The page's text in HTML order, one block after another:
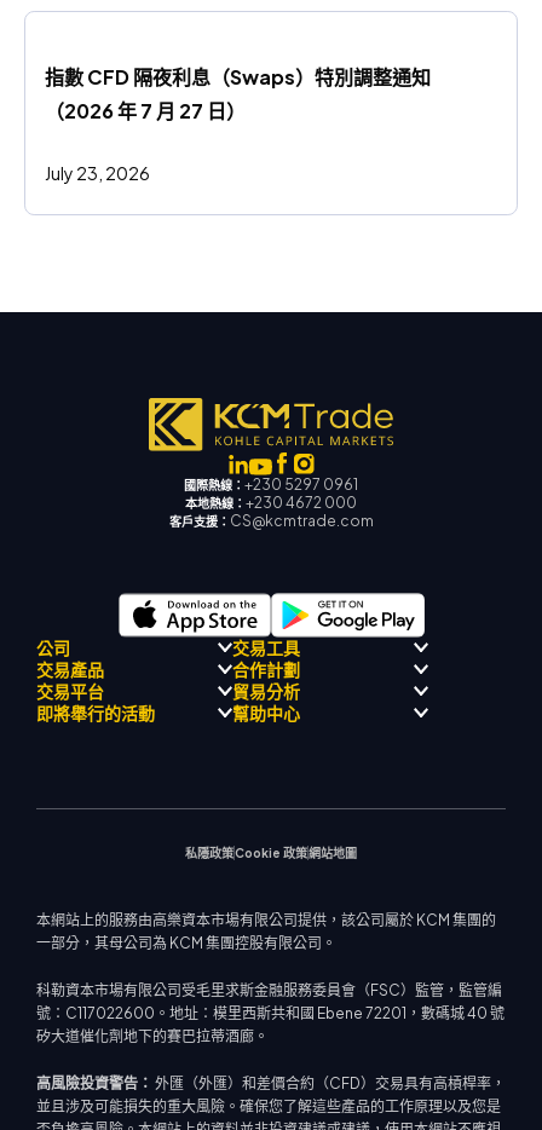
指數 CFD 隔夜利息（Swaps）特別調整通知
（2026 年 7 月 27 日）
July 23, 2026
國際熱線： +230 5297 0961
本地熱線： +230 4672 000
客戶支援： CS@kcmtrade.com
公司
監理合規性
關於
飄移隊
交易工具
經濟日曆
交易產品
外匯
貴金屬
合作計劃
介紹經紀人計劃
交易平台 貿易分析
即將舉行的活動 幫助中心
私隱政策Cookie 政策網站地圖
本網站上的服務由高樂資本市場有限公司提供，該公司屬於 KCM 集團的
一部分，其母公司為 KCM 集團控股有限公司。
科勒資本市場有限公司受毛里求斯金融服務委員會（FSC）監管，監管編
號：C117022600。地址：模里西斯共和國 Ebene 72201，數碼城 40 號
矽大道催化劑地下的賽巴拉蒂酒廊。
高風險投資警告： 外匯（外匯）和差價合約（CFD）交易具有高槓桿率，
並且涉及可能損失的重大風險。確保您了解這些產品的工作原理以及您是